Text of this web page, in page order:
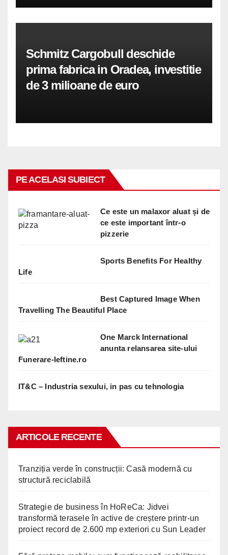
Schmitz Cargobull deschide
prima fabrica in Oradea, investitie
de 3 milioane de euro
PE ACELASI SUBIECT
Ce este un malaxor aluat și de
ce este important într-o
pizzerie
Sports Benefits For Healthy
Life
Best Captured Image When
Travelling The Beautiful Place
One Marck International
anunta relansarea site-ului
Funerare-Ieftine.ro
IT&C – Industria sexului, in pas cu tehnologia
ARTICOLE RECENTE
Tranziția verde în construcții: Casă modernă cu
structură reciclabilă
Strategie de business în HoReCa: Jidvei
transformă terasele în active de creștere printr-un
proiect record de 2.600 mp exteriori cu Sun Leader